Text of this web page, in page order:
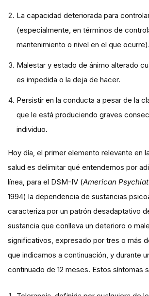
La capacidad deteriorada para
(especialmente, en términos de
mantenimiento o nivel en el que ocurre).
Malestar y estado de ánimo alterado
es impedida o la deja de hacer.
Persistir en la conducta a pesar de la
que le está produciendo graves
individuo.
Hoy día, el primer elemento relevante en
salud es delimitar qué entendemos por
línea, para el DSM-IV (American
1994) la dependencia de sustancias
caracteriza por un patrón desadaptativo
sustancia que conlleva un deterioro o
significativos, expresado por tres o más
que indicamos a continuación, y durante
continuado de 12 meses. Estos síntomas